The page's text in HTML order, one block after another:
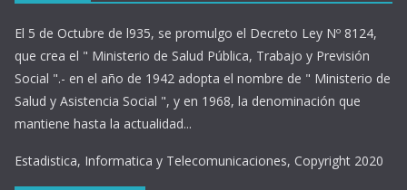
El 5 de Octubre de l935, se promulgo el Decreto Ley Nº 8124,
que crea el " Ministerio de Salud Pública, Trabajo y Previsión
Social ".- en el año de 1942 adopta el nombre de " Ministerio de
Salud y Asistencia Social ", y en 1968, la denominación que
mantiene hasta la actualidad...
Estadistica, Informatica y Telecomunicaciones, Copyright 2020